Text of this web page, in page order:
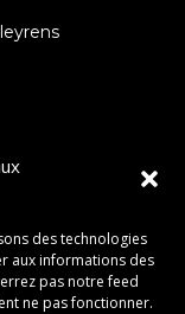
des technologies
aux informations des
pas notre feed
ne pas fonctionner.